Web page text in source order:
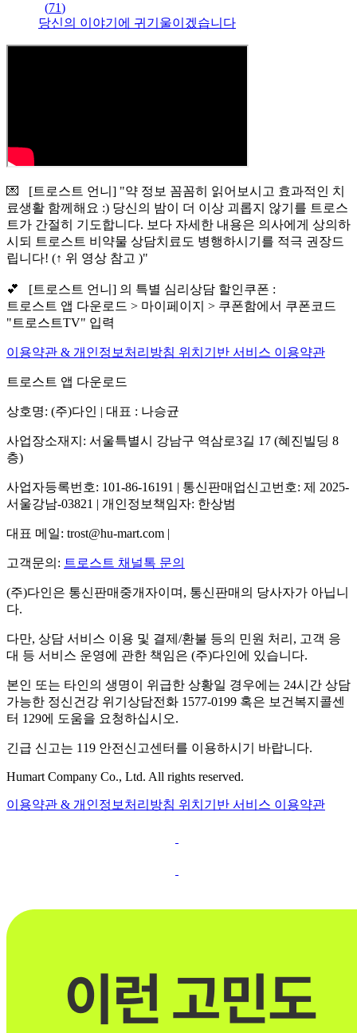
(71)
당신의 이야기에 귀기울이겠습니다
💌 [트로스트 언니] "약 정보 꼼꼼히 읽어보시고 효과적인 치
료생활 함께해요 :) 당신의 밤이 더 이상 괴롭지 않기를 트로스
트가 간절히 기도합니다. 보다 자세한 내용은 의사에게 상의하
시되 트로스트 비약물 상담치료도 병행하시기를 적극 권장드
립니다! (↑ 위 영상 참고 )"
💕 [트로스트 언니] 의 특별 심리상담 할인쿠폰 :
트로스트 앱 다운로드 > 마이페이지 > 쿠폰함에서 쿠폰코드
"트로스트TV" 입력
이용약관 & 개인정보처리방침 위치기반 서비스 이용약관
트로스트 앱 다운로드
상호명: (주)다인 | 대표 : 나승균
사업장소재지: 서울특별시 강남구 역삼로3길 17 (혜진빌딩 8
층)
사업자등록번호: 101-86-16191 | 통신판매업신고번호: 제 2025-
서울강남-03821 | 개인정보책임자: 한상범
대표 메일: trost@hu-mart.com |
고객문의: 트로스트 채널톡 문의
(주)다인은 통신판매중개자이며, 통신판매의 당사자가 아닙니
다.
다만, 상담 서비스 이용 및 결제/환불 등의 민원 처리, 고객 응
대 등 서비스 운영에 관한 책임은 (주)다인에 있습니다.
본인 또는 타인의 생명이 위급한 상황일 경우에는 24시간 상담
가능한 정신건강 위기상담전화 1577-0199 혹은 보건복지콜센
터 129에 도움을 요청하십시오.
긴급 신고는 119 안전신고센터를 이용하시기 바랍니다.
Humart Company Co., Ltd. All rights reserved.
이용약관 & 개인정보처리방침 위치기반 서비스 이용약관